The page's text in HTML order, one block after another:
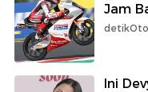
Jam
detikOto
Ini